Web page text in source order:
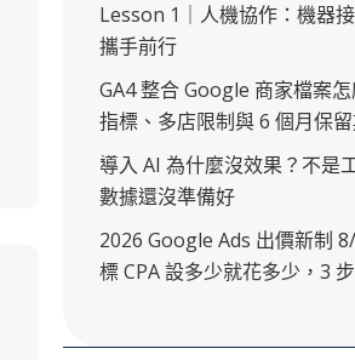
Lesson 1｜人機協作：機器
攜手前行
GA4 整合 Google 商家檔案
指標、多店限制與 6 個月保
導入 AI 為什麼沒效果？不是
數據還沒準備好
2026 Google Ads 出價新制
標 CPA 設多少就花多少，3